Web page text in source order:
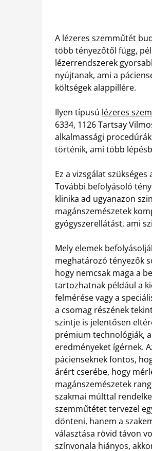
A lézeres szemműtét
több tényezőtől függ,
lézerrendszerek
nyújtanak, ami a
költségek alappillére.
Ilyen típusú lézeres
6334, 1126 Tartsay
alkalmassági
történik, ami több
Ez a vizsgálat
További befolyásoló
klinika ad ugyanazon
magánszemészetek
gyógyszerellátást, ami
Mely elemek
meghatározó tényezők
hogy nemcsak maga a
tartozhatnak például a
felmérése vagy a
a csomag részének
szintje is jelentősen
prémium technológiák,
eredményeket ígérnek.
pácienseknek fontos,
árért cserébe, hogy
magánszemészetek
szakmai múlttal
szemműtétet tervezel
dönteni, hanem a
választása rövid távon
színvonala hiányos,